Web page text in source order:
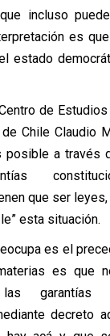
incluso
es
estado
de
Chile Claudio
posible a través
que ser
esta situación.
es el
es que
garantías
decreto